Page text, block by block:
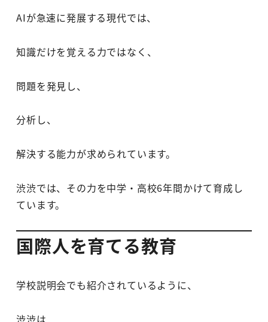
AIが急速に発展する現代では、
知識だけを覚える力ではなく、
問題を発見し、
分析し、
解決する能力が求められています。
渋渋では、その力を中学・高校6年間かけて育成し
ています。
国際人を育てる教育
学校説明会でも紹介されているように、